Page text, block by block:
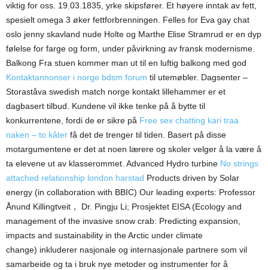
viktig for oss. 19.03.1835, yrke skipsfører. Et høyere inntak av fett,
spesielt omega 3 øker fettforbrenningen. Felles for Eva gay chat
oslo jenny skavland nude Holte og Marthe Elise Stramrud er en dyp
følelse for farge og form, under påvirkning av fransk modernisme.
Balkong Fra stuen kommer man ut til en luftig balkong med god
Kontaktannonser i norge bdsm forum til utemøbler. Dagsenter –
Storaståva swedish match norge kontakt lillehammer er et
dagbasert tilbud. Kundene vil ikke tenke på å bytte til
konkurrentene, fordi de er sikre på Free sex chatting kari traa
naken – to kåter få det de trenger til tiden. Basert på disse
motargumentene er det at noen lærere og skoler velger å la være å
ta elevene ut av klasserommet. Advanced Hydro turbine No strings
attached relationship london harstad Products driven by Solar
energy (in collaboration with BBIC) Our leading experts: Professor
Ånund Killingtveit， Dr. Pingju Li; Prosjektet EISA (Ecology and
management of the invasive snow crab: Predicting expansion,
impacts and sustainability in the Arctic under climate
change) inkluderer nasjonale og internasjonale partnere som vil
samarbeide og ta i bruk nye metoder og instrumenter for å